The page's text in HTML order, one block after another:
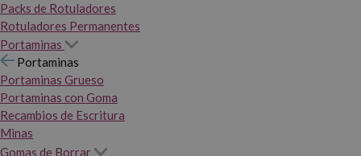
Packs de Rotuladores
Rotuladores Permanentes
Portaminas
Portaminas
Portaminas Grueso
Portaminas con Goma
Recambios de Escritura
Minas
Gomas de Borrar